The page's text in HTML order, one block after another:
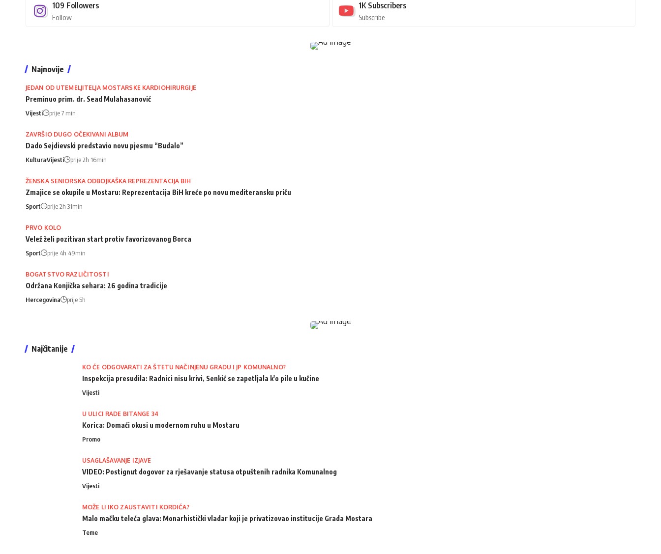
109 Followers
Follow
1K Subscribers
Subscribe
Najnovije
JEDAN OD UTEMELJITELJA MOSTARSKE KARDIOHIRURGIJE
Preminuo prim. dr. Sead Mulahasanović
Vijesti prije 7 min
ZAVRŠIO DUGO OČEKIVANI ALBUM
Dado Sejdievski predstavio novu pjesmu “Budalo”
KulturaVijesti prije 2h 16min
ŽENSKA SENIORSKA ODBOJKAŠKA REPREZENTACIJA BIH
Zmajice se okupile u Mostaru: Reprezentacija BiH kreće po novu mediteransku priču
Sport prije 2h 31min
PRVO KOLO
Velež želi pozitivan start protiv favorizovanog Borca
Sport prije 4h 49min
BOGATSTVO RAZLIČITOSTI
Održana Konjička sehara: 26 godina tradicije
Hercegovina prije 5h
Najčitanije
KO ĆE ODGOVARATI ZA ŠTETU NAČINJENU GRADU I JP KOMUNALNO?
Inspekcija presudila: Radnici nisu krivi, Senkić se zapetljala k'o pile u kučine
Vijesti
U ULICI RADE BITANGE 34
Korica: Domaći okusi u modernom ruhu u Mostaru
Promo
USAGLAŠAVANJE IZJAVE
VIDEO: Postignut dogovor za rješavanje statusa otpuštenih radnika Komunalnog
Vijesti
MOŽE LI IKO ZAUSTAVITI KORDIĆA?
Malo mačku teleća glava: Monarhistički vladar koji je privatizovao institucije Grada Mostara
Teme